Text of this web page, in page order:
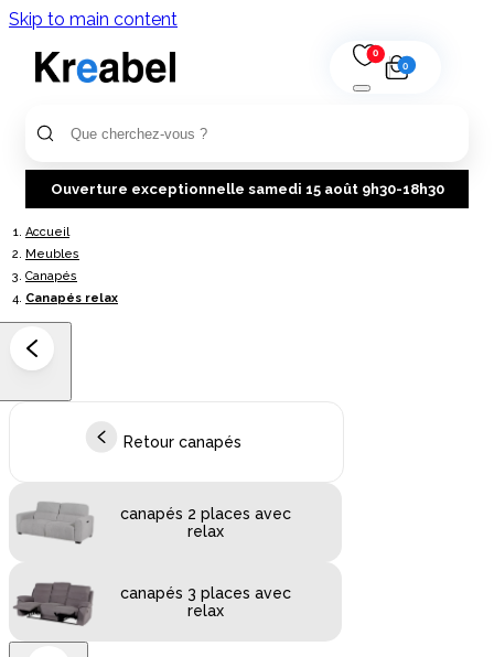
Skip to main content
0
0
Ouverture exceptionnelle samedi 15 août 9h30-18h30
Accueil
Meubles
Canapés
Canapés relax
Retour canapés
canapés 2 places avec
relax
canapés 3 places avec
relax